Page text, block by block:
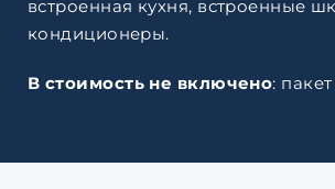
встроенная кухня, встроенные
кондиционеры.
В стоимость не включено: